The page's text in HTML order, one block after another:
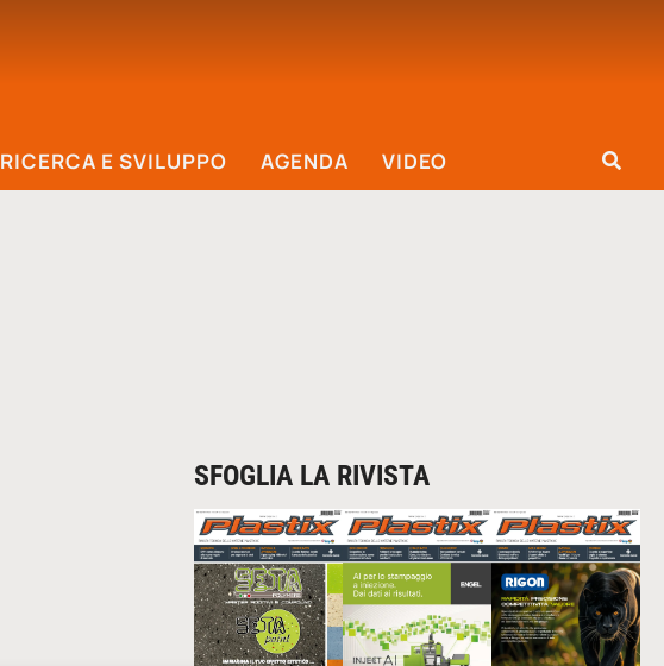
RICERCA E SVILUPPO AGENDA VIDEO
SFOGLIA LA RIVISTA